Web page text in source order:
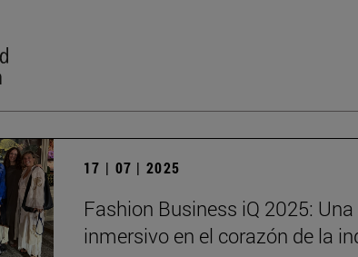
17 | 07 | 2025
Fashion Business iQ 2025:
inmersivo en el corazón de la